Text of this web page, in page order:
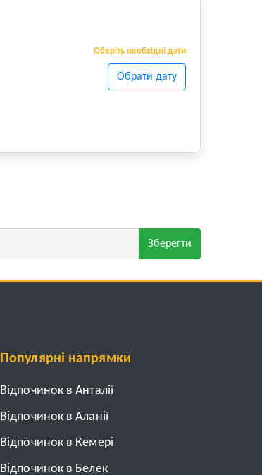
Оберіть необхідні дати
Обрати дату
Зберегти
Популярні напрямки
Відпочинок в Анталії
Відпочинок в Аланії
Відпочинок в Кемері
Відпочинок в Белек